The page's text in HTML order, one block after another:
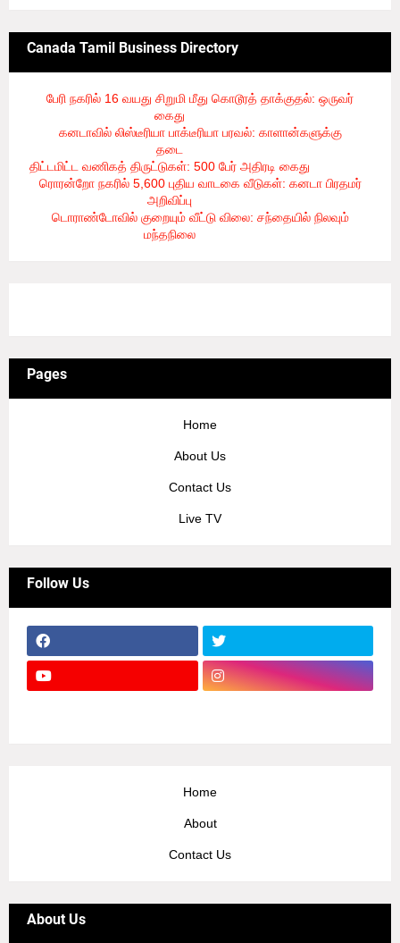
Canada Tamil Business Directory
பேரி நகரில் 16 வயது சிறுமி மீது கொடூரத் தாக்குதல்: ஒருவர்
கைது
கனடாவில் லிஸ்டீரியா பாக்டீரியா பரவல்: காளான்களுக்கு
தடை
திட்டமிட்ட வணிகத் திருட்டுகள்: 500 பேர் அதிரடி கைது
ரொரன்றோ நகரில் 5,600 புதிய வாடகை வீடுகள்: கனடா பிரதமர்
அறிவிப்பு
டொராண்டோவில் குறையும் வீட்டு விலை: சந்தையில் நிலவும்
மந்தநிலை- 8/6/2026
Pages
Home
About Us
Contact Us
Live TV
Follow Us
Home
About
Contact Us
About Us